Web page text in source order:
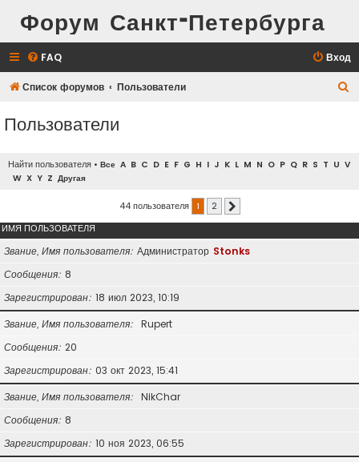
Форум Санкт-Петербурга
FAQ Вход
Список форумов Пользователи
Пользователи
Найти пользователя • Все A B C D E F G H I J K L M N O P Q R S T U V
W X Y Z Другая
44 пользователя 1 2
ИМЯ ПОЛЬЗОВАТЕЛЯ
Звание, Имя пользователя Администратор Stonks
Сообщения 8
Зарегистрирован 18 июл 2023, 10:19
Звание, Имя пользователя
Rupert
Сообщения 20
Зарегистрирован 03 окт 2023, 15:41
Звание, Имя пользователя
NikChar
Сообщения 8
Зарегистрирован 10 ноя 2023, 06:55